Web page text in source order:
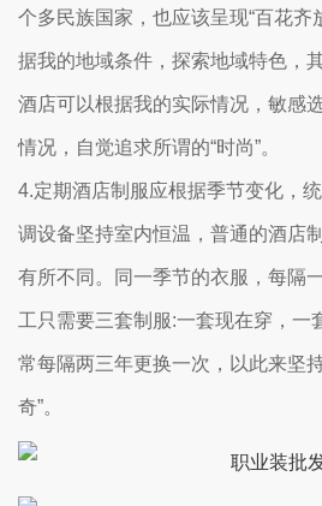
个多民族国家，也应该呈现“百花齐
据我的地域条件，探索地域特色，
酒店可以根据我的实际情况，敏感
情况，自觉追求所谓的“时尚”。
4.定期酒店制服应根据季节变化，
调设备坚持室内恒温，普通的酒店
有所不同。同一季节的衣服，每隔
工只需要三套制服:一套现在穿，一
常每隔两三年更换一次，以此来坚
奇”。